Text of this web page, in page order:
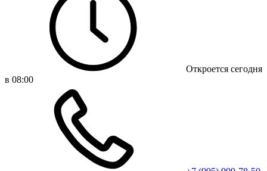
Откроется сегодня
в 08:00